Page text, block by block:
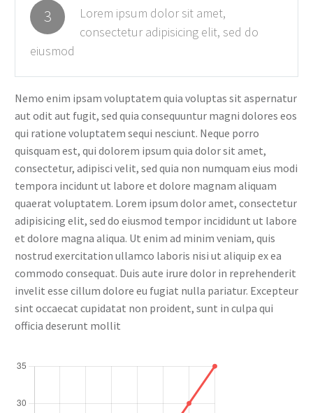
3
Lorem ipsum dolor sit amet,
consectetur adipisicing elit, sed do
eiusmod
Nemo enim ipsam voluptatem quia voluptas sit aspernatur
aut odit aut fugit, sed quia consequuntur magni dolores eos
qui ratione voluptatem sequi nesciunt. Neque porro
quisquam est, qui dolorem ipsum quia dolor sit amet,
consectetur, adipisci velit, sed quia non numquam eius modi
tempora incidunt ut labore et dolore magnam aliquam
quaerat voluptatem. Lorem ipsum dolor amet, consectetur
adipisicing elit, sed do eiusmod tempor incididunt ut labore
et dolore magna aliqua. Ut enim ad minim veniam, quis
nostrud exercitation ullamco laboris nisi ut aliquip ex ea
commodo consequat. Duis aute irure dolor in reprehenderit
invelit esse cillum dolore eu fugiat nulla pariatur. Excepteur
sint occaecat cupidatat non proident, sunt in culpa qui
officia deserunt mollit